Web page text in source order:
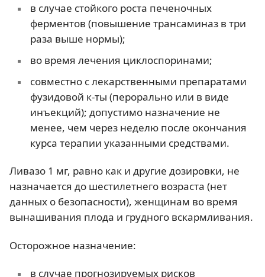
в случае стойкого роста печеночных
ферментов (повышение трансаминаз в три
раза выше нормы);
во время лечения циклоспоринами;
совместно с лекарственными препаратами
фузидовой к-ты (перорально или в виде
инъекций); допустимо назначение не
менее, чем через неделю после окончания
курса терапии указанными средствами.
Ливазо 1 мг, равно как и другие дозировки, не
назначается до шестилетнего возраста (нет
данных о безопасности), женщинам во время
вынашивания плода и грудного вскармливания.
Осторожное назначение:
в случае прогнозируемых рисков